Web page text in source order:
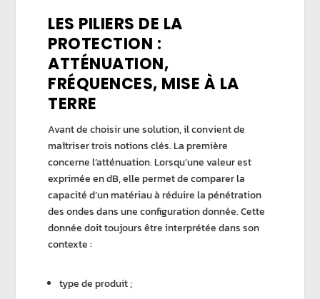
LES PILIERS DE LA
PROTECTION :
ATTÉNUATION,
FRÉQUENCES, MISE À LA
TERRE
Avant de choisir une solution, il convient de
maîtriser trois notions clés. La première
concerne l’atténuation. Lorsqu’une valeur est
exprimée en dB, elle permet de comparer la
capacité d’un matériau à réduire lapénétration
des ondesdans une configuration donnée. Cette
donnée doit toujours être interprétée dans son
contexte :
type de produit ;